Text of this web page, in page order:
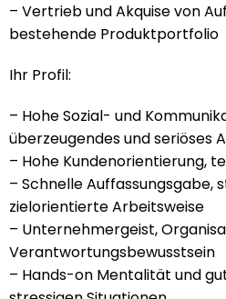
– Vertrieb und Akquise von
bestehende Produktportfolio
Ihr Profil:
– Hohe Sozial- und
überzeugendes und seriöses
– Hohe Kundenorientierung,
– Schnelle Auffassungsgabe,
zielorientierte Arbeitsweise
– Unternehmergeist,
Verantwortungsbewusstsein
– Hands-on Mentalität und